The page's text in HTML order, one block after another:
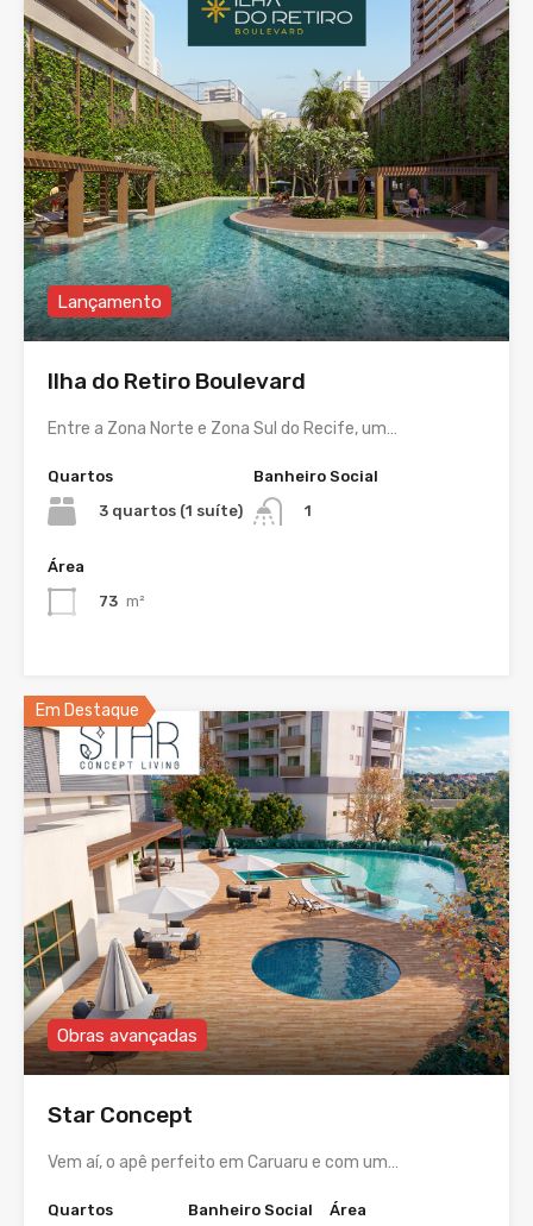
Lançamento
Ilha do Retiro Boulevard
Entre a Zona Norte e Zona Sul do Recife, um…
Quartos
3 quartos (1 suíte)
Banheiro Social
1
Área
73 m²
Em Destaque
Obras avançadas
Star Concept
Vem aí, o apê perfeito em Caruaru e com um…
Quartos
Banheiro Social
Área